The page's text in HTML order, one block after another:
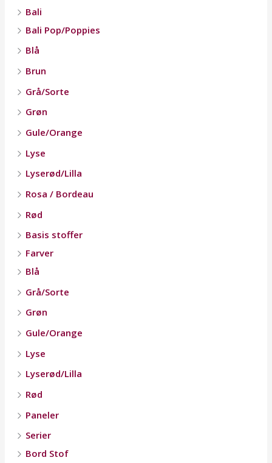
Bali
Bali Pop/Poppies
Blå
Brun
Grå/Sorte
Grøn
Gule/Orange
Lyse
Lyserød/Lilla
Rosa / Bordeau
Rød
Basis stoffer
Farver
Blå
Grå/Sorte
Grøn
Gule/Orange
Lyse
Lyserød/Lilla
Rød
Paneler
Serier
Bord Stof